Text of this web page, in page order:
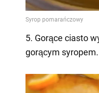
5. Gorące ciasto
gorącym syropem.